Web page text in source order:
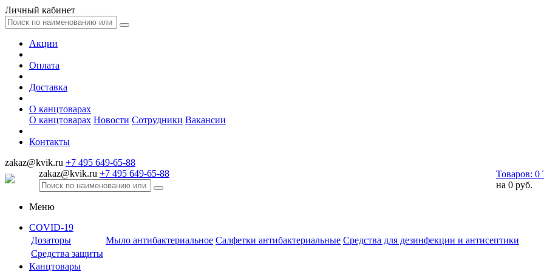
Личный кабинет
Акции
Оплата
Доставка
О канцтоварах
О канцтоварах Новости Сотрудники Вакансии
Контакты
zakaz@kvik.ru +7 495 649-65-88
zakaz@kvik.ru +7 495 649-65-88 Товаров: 0
на 0 руб.
Меню
COVID-19
Дозаторы
Мыло антибактериальное Салфетки антибактериальные Средства для дезинфекции и антисептики
Средства защиты
Канцтовары